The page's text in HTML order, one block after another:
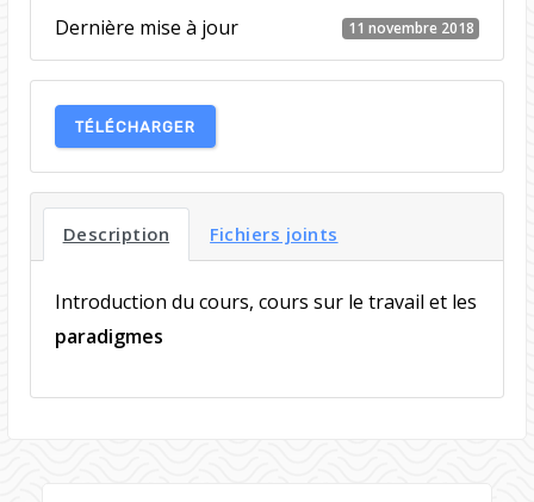
Dernière mise à jour 11 novembre 2018
TÉLÉCHARGER
Description Fichiers joints
Introduction du cours, cours sur le travail et les
paradigmes